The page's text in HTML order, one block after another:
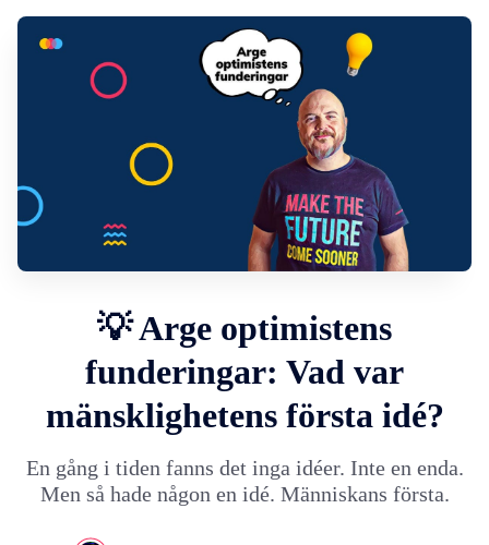
💡 Arge optimistens
funderingar: Vad var
mänsklighetens första idé?
En gång i tiden fanns det inga idéer. Inte en enda.
Men så hade någon en idé. Människans första.